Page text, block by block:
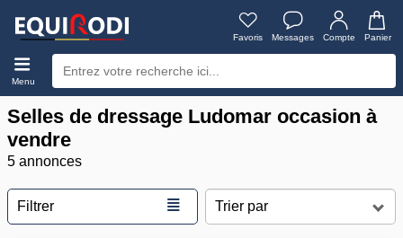
Favoris Messages Compte Panier
Menu
Selles de dressage Ludomar occasion à
vendre
5 annonces
Filtrer ≣